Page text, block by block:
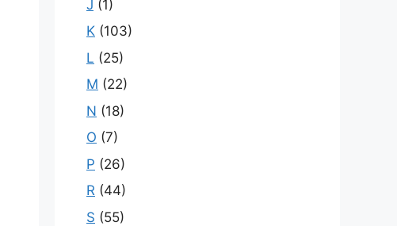
J (1)
K (103)
L (25)
M (22)
N (18)
O (7)
P (26)
R (44)
S (55)